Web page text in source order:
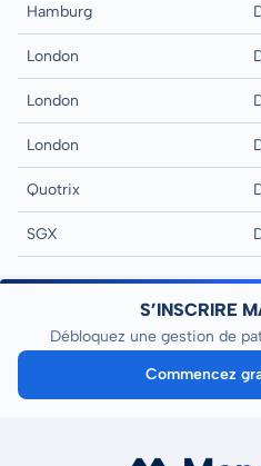
Hamburg
London
London
London
Quotrix
SGX
S’INSCRIRE
Débloquez une gestion de
Commencez